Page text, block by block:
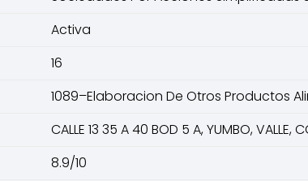
Activa
16
1089–Elaboracion De Otros Productos
CALLE 13 35 A 40 BOD 5 A, YUMBO, VALLE,
8.9/10